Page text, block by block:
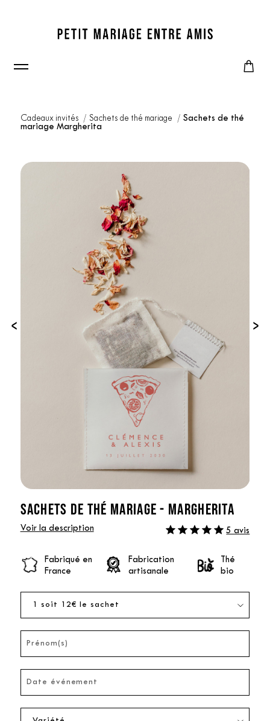
Cadeaux invités Sachets de thé mariage
Sachets de thé
mariage Margherita
‹ ›
SACHETS DE THÉ MARIAGE - MARGHERITA
Voir la description 5 avis
Fabriqué en
France
Fabrication
artisanale
Thé
bio